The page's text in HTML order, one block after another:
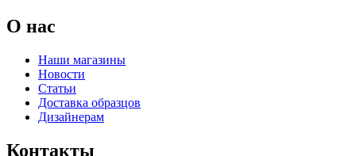
О нас
Наши магазины
Новости
Статьи
Доставка образцов
Дизайнерам
Контакты